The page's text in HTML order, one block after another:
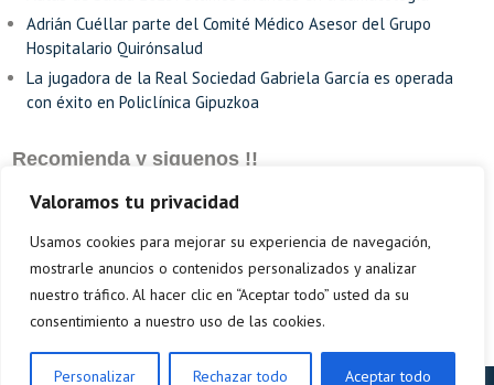
Valoramos tu privacidad
Usamos cookies para mejorar su experiencia de navegación,
mostrarle anuncios o contenidos personalizados y analizar
nuestro tráfico. Al hacer clic en “Aceptar todo” usted da su
consentimiento a nuestro uso de las cookies.
Personalizar Rechazar todo Aceptar todo
Adrián Cuéllar parte del Comité Médico Asesor del Grupo
Hospitalario Quirónsalud
La jugadora de la Real Sociedad Gabriela García es operada
con éxito en Policlínica Gipuzkoa
Recomienda y siguenos !!